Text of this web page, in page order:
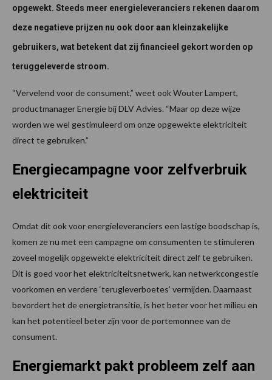
opgewekt. Steeds meer energieleveranciers rekenen daarom
deze negatieve prijzen nu ook door aan kleinzakelijke
gebruikers, wat betekent dat zij financieel gekort worden op
teruggeleverde stroom.
“Vervelend voor de consument,” weet ook Wouter Lampert,
productmanager Energie bij DLV Advies. “Maar op deze wijze
worden we wel gestimuleerd om onze opgewekte elektriciteit
direct te gebruiken.”
Energiecampagne voor zelfverbruik
elektriciteit
Omdat dit ook voor energieleveranciers een lastige boodschap is,
komen ze nu met een campagne om consumenten te stimuleren
zoveel mogelijk opgewekte elektriciteit direct zelf te gebruiken.
Dit is goed voor het elektriciteitsnetwerk, kan netwerkcongestie
voorkomen en verdere ‘terugleverboetes’ vermijden. Daarnaast
bevordert het de energietransitie, is het beter voor het milieu en
kan het potentieel beter zijn voor de portemonnee van de
consument.
Energiemarkt pakt probleem zelf aan